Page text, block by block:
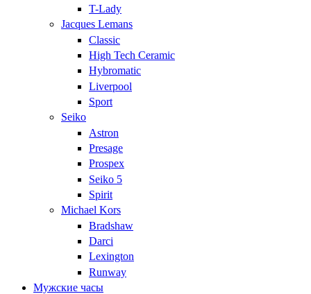
T-Lady
Jacques Lemans
Classic
High Tech Ceramic
Hybromatic
Liverpool
Sport
Seiko
Astron
Presage
Prospex
Seiko 5
Spirit
Michael Kors
Bradshaw
Darci
Lexington
Runway
Мужские часы